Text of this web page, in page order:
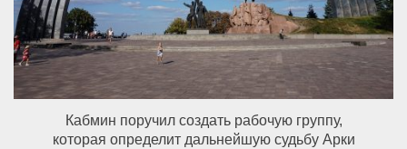
Кабмин поручил создать рабочую группу,
которая определит дальнейшую судьбу Арки